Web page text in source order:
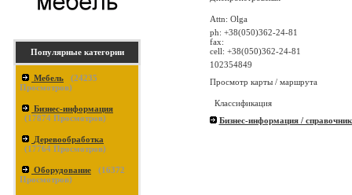
Популярные категории
Мебель (24235
Просмотров)
Бизнес-информация
(17874 Просмотров)
Деревообработка
(17764 Просмотров)
Оборудование (16372
Просмотров)
Attn: Olga
ph: +38(050)362-24-81
fax:
cell: +38(050)362-24-81
102354849
Просмотр карты / маршрута
Классификация
Бизнес-информация /